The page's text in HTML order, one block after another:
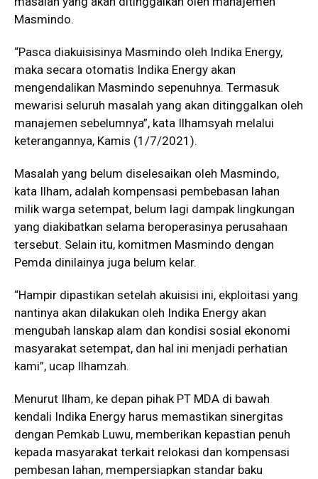
Masmindo.
“Pasca diakuisisinya Masmindo oleh Indika Energy,
maka secara otomatis Indika Energy akan
mengendalikan Masmindo sepenuhnya. Termasuk
mewarisi seluruh masalah yang akan ditinggalkan oleh
manajemen sebelumnya”, kata Ilhamsyah melalui
keterangannya, Kamis (1/7/2021).
Masalah yang belum diselesaikan oleh Masmindo,
kata Ilham, adalah kompensasi pembebasan lahan
milik warga setempat, belum lagi dampak lingkungan
yang diakibatkan selama beroperasinya perusahaan
tersebut. Selain itu, komitmen Masmindo dengan
Pemda dinilainya juga belum kelar.
“Hampir dipastikan setelah akuisisi ini, ekploitasi yang
nantinya akan dilakukan oleh Indika Energy akan
mengubah lanskap alam dan kondisi sosial ekonomi
masyarakat setempat, dan hal ini menjadi perhatian
kami”, ucap Ilhamzah.
Menurut Ilham, ke depan pihak PT MDA di bawah
kendali Indika Energy harus memastikan sinergitas
dengan Pemkab Luwu, memberikan kepastian penuh
kepada masyarakat terkait relokasi dan kompensasi
pembesan lahan, mempersiapkan standar baku